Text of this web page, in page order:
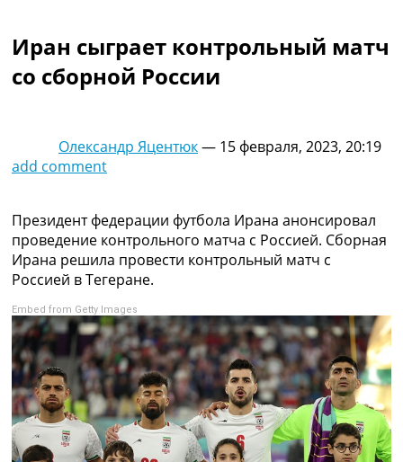
Чемпионат Мира
Украина. Премьер-Лига
Украина. Первая Лига
Испания. Ла Лига
Другие Турниры >>>
Таблицы групп Чемпионата Мира
Украина. Премьер-Лига
Украина. Первая Лига
Лига Чемпионов. Таблицы групп
Англия. Премьер-Лига
Испания. Ла Лига
Все таблицы >>>
Рейтинги
Рейтинг стран УЕФА
Рейтинг клубов УЕФА
Рейтинг ФИФА
ТВ программа
Иран сыграет контрольный матч
со сборной России
Олександр Яцентюк— 15 февраля, 2023, 20:19
add comment
Президент федерации футбола Ирана анонсировал
проведение контрольного матча с Россией. Сборная
Ирана решила провести контрольный матч с
Россией в Тегеране.
Embed from Getty Images